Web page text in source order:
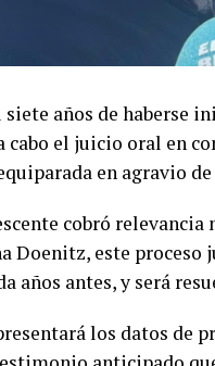
años de haberse
cabo el juicio oral en
en agravio de
cobró
este proceso
antes, y será
los datos de